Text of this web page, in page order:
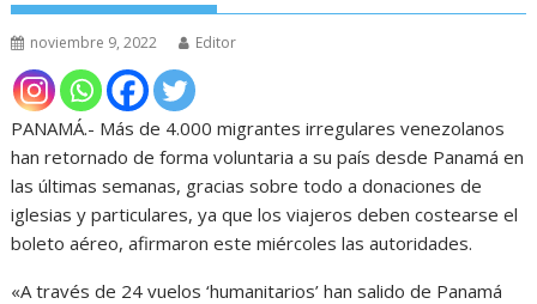
noviembre 9, 2022 Editor
PANAMÁ.- Más de 4.000 migrantes irregulares venezolanos
han retornado de forma voluntaria a su país desde Panamá en
las últimas semanas, gracias sobre todo a donaciones de
iglesias y particulares, ya que los viajeros deben costearse el
boleto aéreo, afirmaron este miércoles las autoridades.
«A través de 24 vuelos ‘humanitarios’ han salido de Panamá